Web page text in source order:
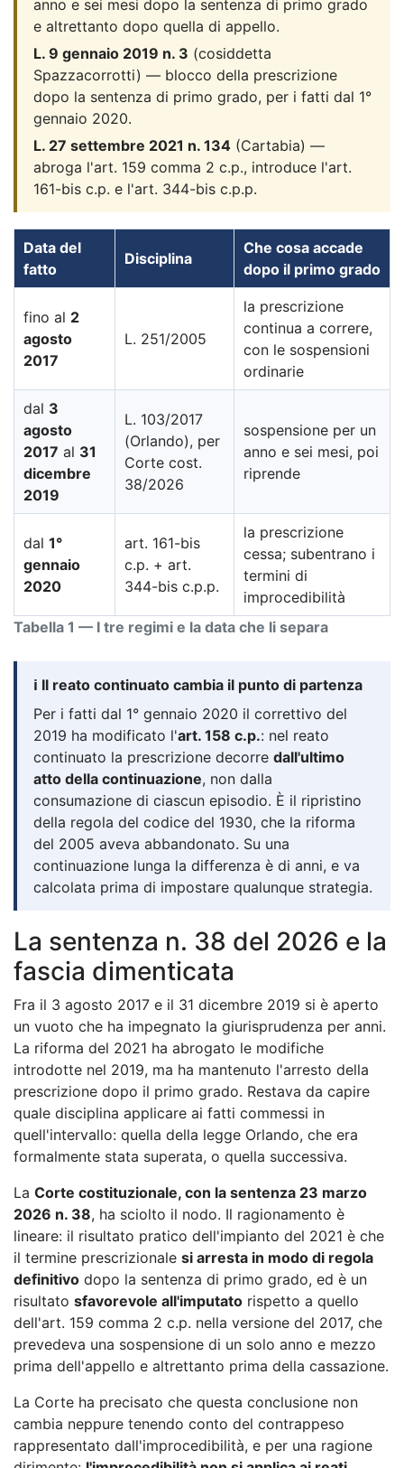
anno e sei mesi dopo la sentenza di primo grado
e altrettanto dopo quella di appello.
L. 9 gennaio 2019 n. 3 (cosiddetta
Spazzacorrotti) — blocco della prescrizione
dopo la sentenza di primo grado, per i fatti dal 1°
gennaio 2020.
L. 27 settembre 2021 n. 134 (Cartabia) —
abroga l'art. 159 comma 2 c.p., introduce l'art.
161-bis c.p. e l'art. 344-bis c.p.p.
Tabella 1 — I tre regimi e la data che li separa
Data del
fatto
Disciplina
Che cosa accade
dopo il primo grado
fino al 2
agosto
2017
L. 251/2005
la prescrizione
continua a correre,
con le sospensioni
ordinarie
dal 3
agosto
2017 al 31
dicembre
2019
L. 103/2017
(Orlando), per
Corte cost.
38/2026
sospensione per un
anno e sei mesi, poi
riprende
dal 1°
gennaio
2020
art. 161-bis
c.p. + art.
344-bis c.p.p.
la prescrizione
cessa; subentrano i
termini di
improcedibilità
ℹ️ Il reato continuato cambia il punto di partenza
Per i fatti dal 1° gennaio 2020 il correttivo del
2019 ha modificato l'art. 158 c.p.: nel reato
continuato la prescrizione decorre dall'ultimo
atto della continuazione, non dalla
consumazione di ciascun episodio. È il ripristino
della regola del codice del 1930, che la riforma
del 2005 aveva abbandonato. Su una
continuazione lunga la differenza è di anni, e va
calcolata prima di impostare qualunque strategia.
La sentenza n. 38 del 2026 e la
fascia dimenticata
Fra il 3 agosto 2017 e il 31 dicembre 2019 si è aperto
un vuoto che ha impegnato la giurisprudenza per anni.
La riforma del 2021 ha abrogato le modifiche
introdotte nel 2019, ma ha mantenuto l'arresto della
prescrizione dopo il primo grado. Restava da capire
quale disciplina applicare ai fatti commessi in
quell'intervallo: quella della legge Orlando, che era
formalmente stata superata, o quella successiva.
La Corte costituzionale, con la sentenza 23 marzo
2026 n. 38, ha sciolto il nodo. Il ragionamento è
lineare: il risultato pratico dell'impianto del 2021 è che
il termine prescrizionale si arresta in modo di regola
definitivo dopo la sentenza di primo grado, ed è un
risultato sfavorevole all'imputato rispetto a quello
dell'art. 159 comma 2 c.p. nella versione del 2017, che
prevedeva una sospensione di un solo anno e mezzo
prima dell'appello e altrettanto prima della cassazione.
La Corte ha precisato che questa conclusione non
cambia neppure tenendo conto del contrappeso
rappresentato dall'improcedibilità, e per una ragione